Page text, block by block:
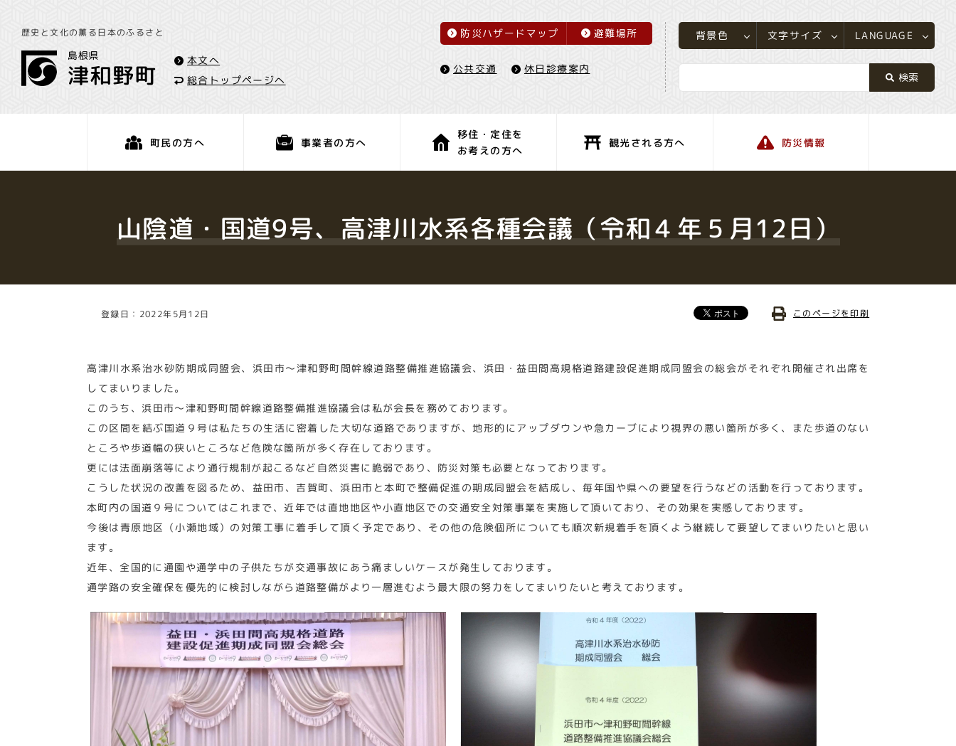
歴史と文化の薫る日本のふるさと
本文へ
総合トップページへ
防災ハザードマップ 避難場所
公共交通 休日診療案内
背景色 文字サイズ LANGUAGE
町民の方へ 事業者の方へ
移住・定住を
お考えの方へ
観光される方へ 防災情報
山陰道・国道9号、高津川水系各種会議（令和４年５月12日）
登録日：2022年5月12日 このページを印刷
高津川水系治水砂防期成同盟会、浜田市～津和野町間幹線道路整備推進協議会、浜田・益田間高規格道路建設促進期成同盟会の総会がそれぞれ開催され出席を
してまいりました。
このうち、浜田市～津和野町間幹線道路整備推進協議会は私が会長を務めております。
この区間を結ぶ国道９号は私たちの生活に密着した大切な道路でありますが、地形的にアップダウンや急カーブにより視界の悪い箇所が多く、また歩道のない
ところや歩道幅の狭いところなど危険な箇所が多く存在しております。
更には法面崩落等により通行規制が起こるなど自然災害に脆弱であり、防災対策も必要となっております。
こうした状況の改善を図るため、益田市、吉賀町、浜田市と本町で整備促進の期成同盟会を結成し、毎年国や県への要望を行うなどの活動を行っております。
本町内の国道９号についてはこれまで、近年では直地地区や小直地区での交通安全対策事業を実施して頂いており、その効果を実感しております。
今後は青原地区（小瀬地域）の対策工事に着手して頂く予定であり、その他の危険個所についても順次新規着手を頂くよう継続して要望してまいりたいと思い
ます。
近年、全国的に通園や通学中の子供たちが交通事故にあう痛ましいケースが発生しております。
通学路の安全確保を優先的に検討しながら道路整備がより一層進むよう最大限の努力をしてまいりたいと考えております。